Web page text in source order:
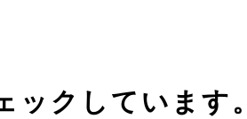
クしています。